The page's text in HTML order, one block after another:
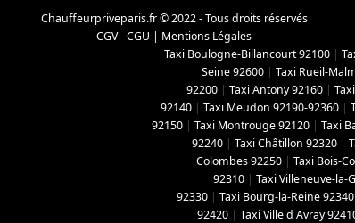
Chauffeurpriveparis.fr © 2022 - Tous droits réservés
CGV - CGU | Mentions Légales
Taxi Boulogne-Billancourt 92100 |
Seine 92600 | Taxi Rueil-
92200 | Taxi Antony 92160 |
92140 | Taxi Meudon 92190-92360 |
92150 | Taxi Montrouge 92120 | Taxi
92240 | Taxi Châtillon 92320 |
Colombes 92250 | Taxi Bois-
92310 | Taxi Villeneuve-la-
92330 | Taxi Bourg-la-Reine 92340
92420 | Taxi Ville d Avray